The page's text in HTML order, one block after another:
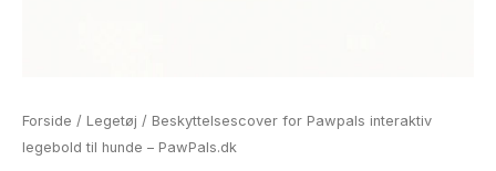
Forside / Legetøj / Beskyttelsescover for Pawpals interaktiv
legebold til hunde – PawPals.dk